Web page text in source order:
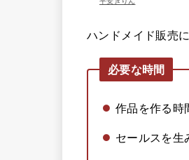
ハンドメイド販売
必要な時間
作品を作る時
セールスを生